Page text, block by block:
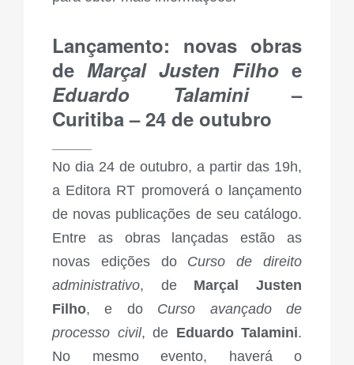
Lançamento: novas obras
de Marçal Justen Filho e
Eduardo Talamini–
Curitiba – 24 de outubro
No dia 24 de outubro, a partir das 19h,
a Editora RT promoverá o lançamento
de novas publicações de seu catálogo.
Entre as obras lançadas estão as
novas edições do Curso de direito
administrativo, de Marçal Justen
Filho, e do Curso avançado de
processo civil, de Eduardo Talamini.
No mesmo evento, haverá o